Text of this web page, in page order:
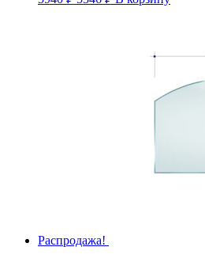
цена:
Распродажа!